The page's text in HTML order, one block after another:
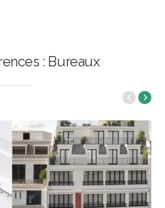
: Bureaux